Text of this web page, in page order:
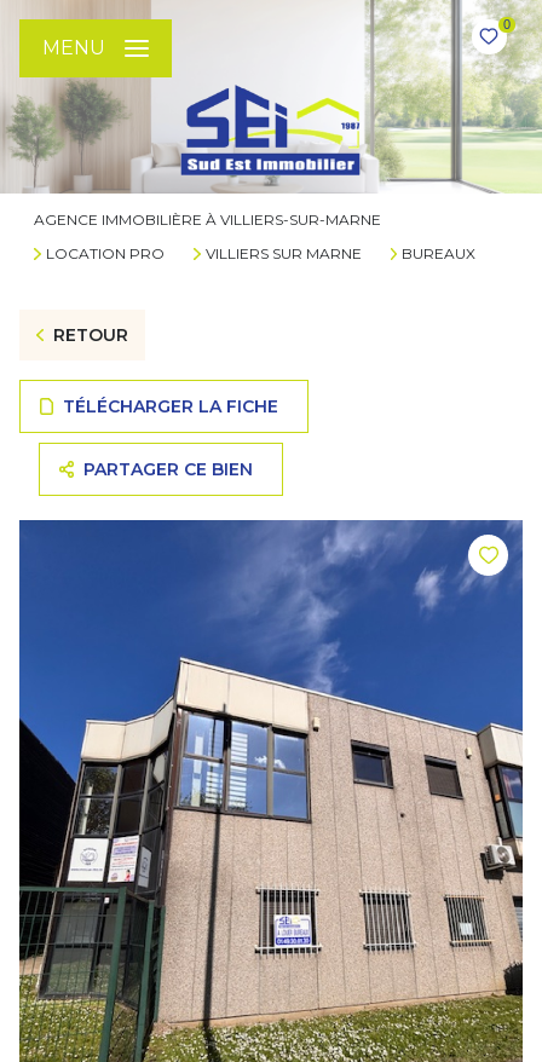
0
MENU
AGENCE IMMOBILIÈRE À VILLIERS-SUR-MARNE
LOCATION PRO
VILLIERS SUR MARNE BUREAUX
RETOUR
TÉLÉCHARGER LA FICHE
PARTAGER CE BIEN